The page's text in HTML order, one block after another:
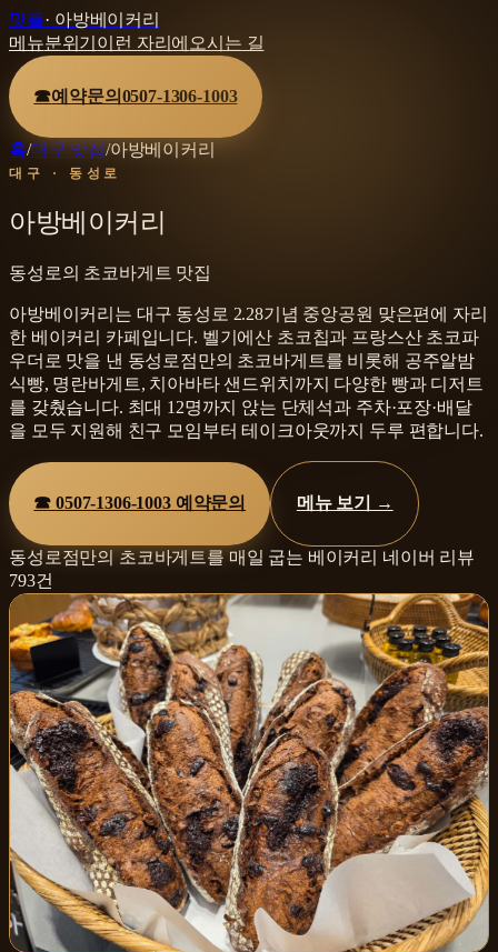
맛플· 아방베이커리
메뉴분위기 이런 자리에 오시는 길
☎예약문의 0507-1306-1003
홈/대구 맛집/아방베이커리
대구 · 동성로
아방베이커리
동성로의 초코바게트 맛집
아방베이커리는 대구 동성로 2.28기념 중앙공원 맞은편에 자리
한 베이커리 카페입니다. 벨기에산 초코칩과 프랑스산 초코파
우더로 맛을 낸 동성로점만의 초코바게트를 비롯해 공주알밤
식빵, 명란바게트, 치아바타 샌드위치까지 다양한 빵과 디저트
를 갖췄습니다. 최대 12명까지 앉는 단체석과 주차·포장·배달
을 모두 지원해 친구 모임부터 테이크아웃까지 두루 편합니다.
☎0507-1306-1003예약문의 메뉴 보기 →
동성로점만의 초코바게트를 매일 굽는 베이커리 네이버 리뷰
793건